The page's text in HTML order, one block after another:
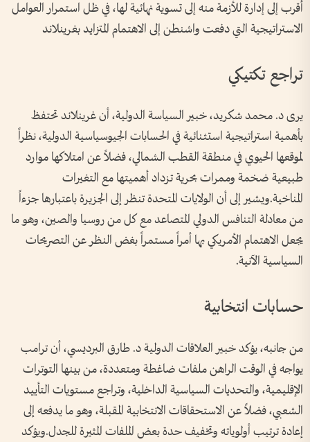
أقرب إلى إدارة للأزمة منه إلى تسوية نهائية لها، في ظل استمرار العوامل
الاستراتيجية التي دفعت واشنطن إلى الاهتمام المتزايد بغرينلاند
تراجع تكتيكي
يرى د. محمد شكريد، خبير السياسة الدولية، أن غرينلاند تحتفظ
بأهمية استراتيجية استثنائية في الحسابات الجيوسياسية الدولية، نظراً
لموقعها الحيوي في منطقة القطب الشمالي، فضلاً عن امتلاكها موارد
طبيعية ضخمة وممرات بحرية تزداد أهميتها مع التغيرات
المناخية.ويشير إلى أن الولايات المتحدة تنظر إلى الجزيرة باعتبارها جزءاً
من معادلة التنافس الدولي المتصاعد مع كل من روسيا والصين، وهو ما
يجعل الاهتمام الأمريكي بها أمراً مستمراً بغض النظر عن التصريحات
السياسية الآنية.
حسابات انتخابية
من جانبه، يؤكد خبير العلاقات الدولية د. طارق البرديسي، أن ترامب
يواجه في الوقت الراهن ملفات ضاغطة ومتعددة، من بينها التوترات
الإقليمية، والتحديات السياسية الداخلية، وتراجع مستويات التأييد
الشعبي، فضلاً عن الاستحقاقات الانتخابية المقبلة، وهو ما يدفعه إلى
إعادة ترتيب أولوياته وتخفيف حدة بعض الملفات المثيرة للجدل.ويؤكد